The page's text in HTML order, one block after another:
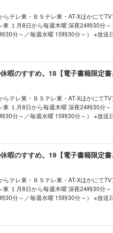
談に臨み――？ 爽やかな風が吹く水上
らテレ東・ＢＳテレ東・AT-Xほかにて
分～／毎週水曜 15時30分～） ※放送日時
満喫中のリゼルたち。 お菓子だらけ
を取ったりと、冒険者生活を大いに楽
賊船”への扉が、サルスにも現れる。 お
受けていたものとは――。 水上の街の
17弾！
暇のすすめ。18【電子書籍限定書
らテレ東・ＢＳテレ東・AT-Xほかにて
分～／毎週水曜 15時30分～） ※放送日時
元の世界で王兄は今日も研究に精を出す」 「駆
、リゼルたちは湖上の国サルスに滞在中
とにしたリゼル。 しかしそこで周囲を
中枢である城へ最強の三翁とともに向
重にも張り巡らされていく――！ 癒し
暇のすすめ。19【電子書籍限定書
らテレ東・ＢＳテレ東・AT-Xほかにて
分～／毎週水曜 15時30分～） ※放送日時